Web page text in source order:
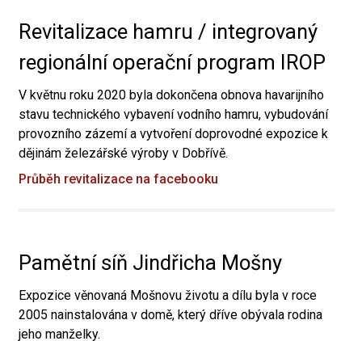
Revitalizace hamru / integrovaný
regionální operační program IROP
V květnu roku 2020 byla dokončena obnova havarijního
stavu technického vybavení vodního hamru, vybudování
provozního zázemí a vytvoření doprovodné expozice k
dějinám železářské výroby v Dobřívě.
Průběh revitalizace na facebooku
Pamětní síň Jindřicha Mošny
Expozice věnovaná Mošnovu životu a dílu byla v roce
2005 nainstalována v domě, který dříve obývala rodina
jeho manželky.